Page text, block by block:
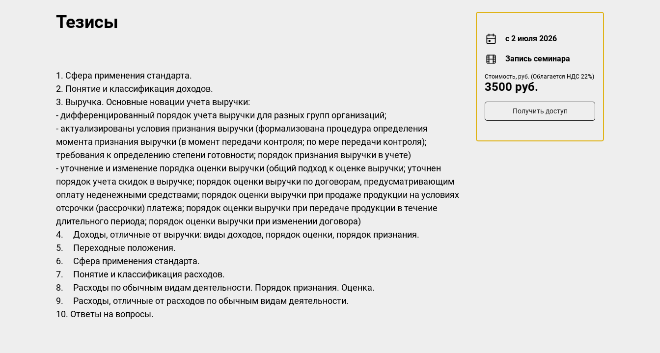
Тезисы
1. Сфера применения стандарта.
2. Понятие и классификация доходов.
3. Выручка. Основные новации учета выручки:
- дифференцированный порядок учета выручки для разных групп организаций;
- актуализированы условия признания выручки (формализована процедура определения
момента признания выручки (в момент передачи контроля; по мере передачи контроля);
требования к определению степени готовности; порядок признания выручки в учете)
- уточнение и изменение порядка оценки выручки (общий подход к оценке выручки; уточнен
порядок учета скидок в выручке; порядок оценки выручки по договорам, предусматривающим
оплату неденежными средствами; порядок оценки выручки при продаже продукции на условиях
отсрочки (рассрочки) платежа; порядок оценки выручки при передаче продукции в течение
длительного периода; порядок оценки выручки при изменении договора)
4. Доходы, отличные от выручки: виды доходов, порядок оценки, порядок признания.
5. Переходные положения.
6. Сфера применения стандарта.
7. Понятие и классификация расходов.
8. Расходы по обычным видам деятельности. Порядок признания. Оценка.
9. Расходы, отличные от расходов по обычным видам деятельности.
10. Ответы на вопросы.
с 2 июля 2026
Запись семинара
Стоимость, руб. (Облагается НДС 22%)
3500 руб.
Получить доступ